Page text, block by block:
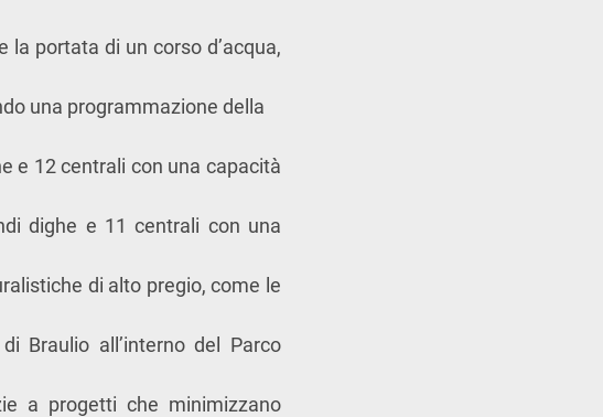
portata di un corso d’acqua,
una programmazione della
e 12 centrali con una capacità
dighe e 11 centrali con una
di alto pregio, come le
Braulio all’interno del Parco
a progetti che minimizzano